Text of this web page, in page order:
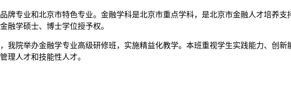
牌专业和北京市特色专业。金融学科是北京市重点学科，是北京市金融人才培养
融学硕士、博士学位授予权。
我院举办金融学专业高级研修班，实施精益化教学。本班重视学生实践能力、创
理人才和技能性人才。